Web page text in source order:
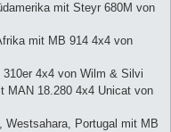
mit Steyr 680M von
mit MB 914 4x4 von
4x4 von Wilm & Silvi
MAN 18.280 4x4 Unicat von
Westsahara, Portugal mit MB